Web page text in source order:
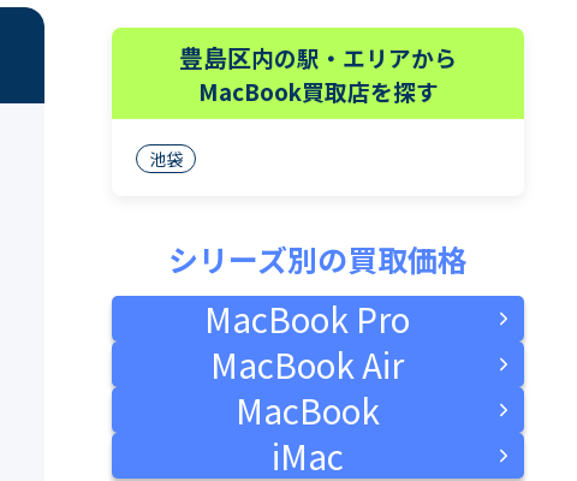
豊島区内の駅・エリアから
MacBook買取店を探す
池袋
シリーズ別の買取価格
MacBook Pro
MacBook Air
MacBook
iMac